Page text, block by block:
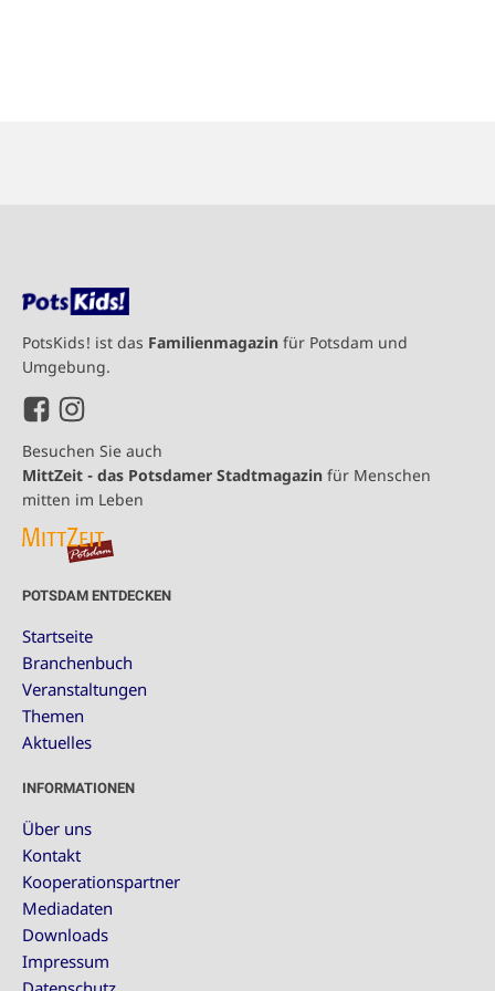
PotsKids! ist das Familienmagazin für Potsdam und
Umgebung.
Besuchen Sie auch
MittZeit - das Potsdamer Stadtmagazin für Menschen
mitten im Leben
POTSDAM ENTDECKEN
Startseite
Branchenbuch
Veranstaltungen
Themen
Aktuelles
INFORMATIONEN
Über uns
Kontakt
Kooperationspartner
Mediadaten
Downloads
Impressum